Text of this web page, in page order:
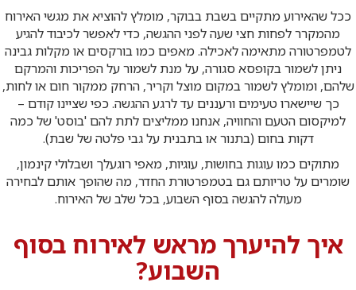
ככל שהאירוע מתקיים בשבת בבוקר, מומלץ להוציא את מגשי האירוח
מהמקרר לפחות חצי שעה לפני ההגשה, כדי לאפשר לכיבוד להגיע
לטמפרטורה מתאימה לאכילה. מאפים כמו בורקסים או מקלות גבינה
ניתן לשמור בקופסא סגורה, על מנת לשמור על הפריכות והמרקם
שלהם, ומומלץ לשמור במקום מוצל וקריר, הרחק ממקור חום או לחות,
כך שיישארו טעימים ורעננים עד לרגע ההגשה. כפי שציינו קודם –
למיקסום הטעם והחוויה, אנחנו ממליצים לתת להם 'בוסט' של כמה
דקות בחום (בתנור או בתבנית על גבי פלטה של שבת).
מתוקים כמו עוגות בחושות, עוגיות, מאפי רוגעלך ושבלולי קינמון,
שומרים על טריותם גם בטמפרטורת החדר, מה שהופך אותם לבחירה
מעולה להגשה בסוף השבוע, בכל שלב של האירוח.
איך להיערך מראש לאירוח בסוף
השבוע?